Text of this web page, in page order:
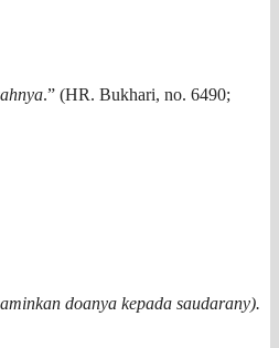
.” (HR. Bukhari, no. 6490;
doanya kepada saudarany).